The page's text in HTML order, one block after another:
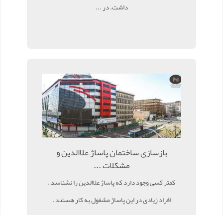
داشت. در ...
بازسازی ساختمان پاساژ علاالدین و
مشکلات ...
کمتر کسی وجود دارد که پاساژ علاالدین را نشناسد .
افراد زیادی در این پاساژ مشغول به کار هستند .